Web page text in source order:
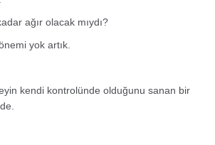
ağır olacak mıydı?
yok artık.
kendi kontrolünde olduğunu sanan bir